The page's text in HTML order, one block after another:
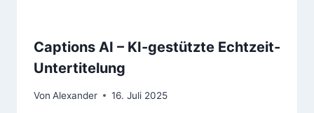
Captions AI – KI-gestützte Echtzeit-
Untertitelung
Von Alexander 16. Juli 2025